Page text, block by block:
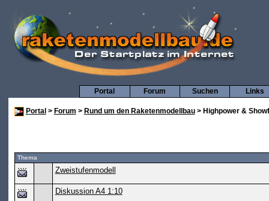
Links
Suchen
Forum
Portal
Portal > Forum > Rund um den Raketenmodellbau> Highpower &
Thema
Zweistufenmodell
Diskussion A4 1:10